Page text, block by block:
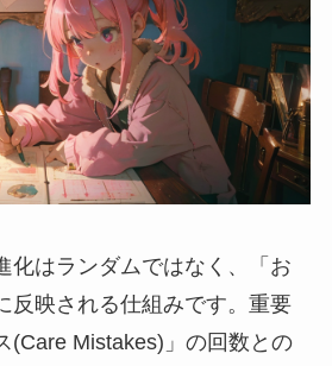
化はランダムではなく、「お
反映される仕組みです。重要
(Care Mistakes)」の回数との